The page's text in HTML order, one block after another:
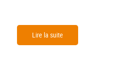
Lire la suite